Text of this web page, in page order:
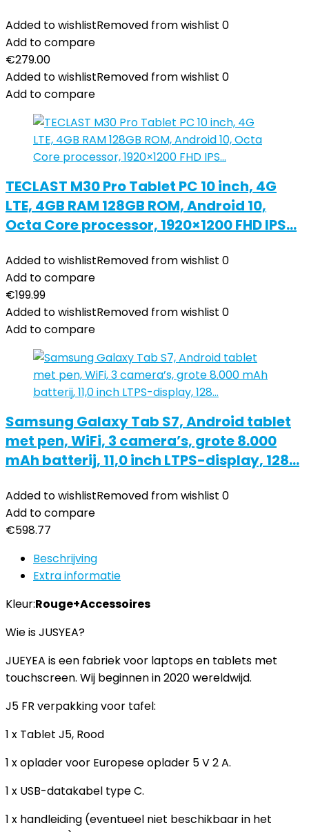
Added to wishlistRemoved from wishlist 0
Add to compare
€279.00
Added to wishlistRemoved from wishlist 0
Add to compare
TECLAST M30 Pro Tablet PC 10 inch, 4G
LTE, 4GB RAM 128GB ROM, Android 10,
Octa Core processor, 1920×1200 FHD IPS…
Added to wishlistRemoved from wishlist 0
Add to compare
€199.99
Added to wishlistRemoved from wishlist 0
Add to compare
Samsung Galaxy Tab S7, Android tablet
met pen, WiFi, 3 camera’s, grote 8.000
mAh batterij, 11,0 inch LTPS-display, 128…
Added to wishlistRemoved from wishlist 0
Add to compare
€598.77
Beschrijving
Extra informatie
Kleur:Rouge+Accessoires
Wie is JUSYEA?
JUEYEA is een fabriek voor laptops en tablets met
touchscreen. Wij beginnen in 2020 wereldwijd.
J5 FR verpakking voor tafel:
1 x Tablet J5, Rood
1 x oplader voor Europese oplader 5 V 2 A.
1 x USB-datakabel type C.
1 x handleiding (eventueel niet beschikbaar in het